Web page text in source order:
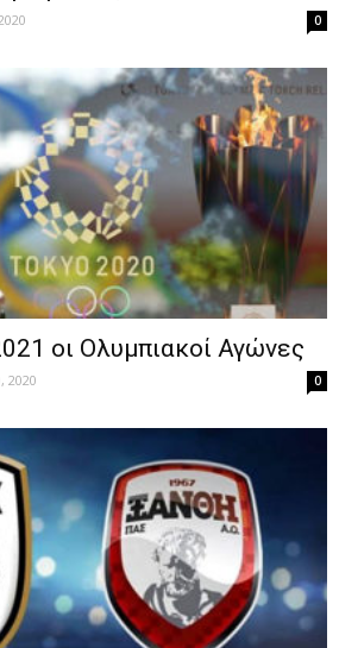
0
οι Ολυμπιακοί Αγώνες
2020 0